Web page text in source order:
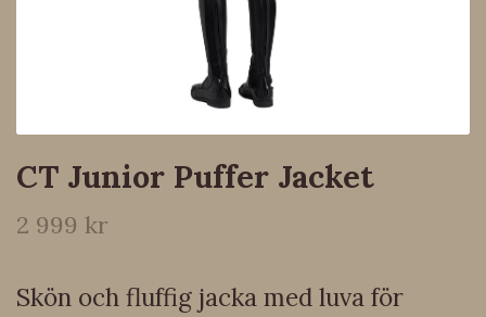
CT Junior Puffer Jacket
2 999 kr
Skön och fluffig jacka med luva för